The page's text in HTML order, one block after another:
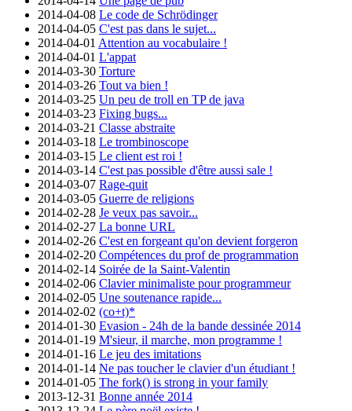
2014-04-08 Le code de Schrödinger
2014-04-05 C'est pas dans le sujet...
2014-04-01 Attention au vocabulaire !
2014-04-01 L'appat
2014-03-30 Torture
2014-03-26 Tout va bien !
2014-03-25 Un peu de troll en TP de java
2014-03-23 Fixing bugs...
2014-03-21 Classe abstraite
2014-03-18 Le trombinoscope
2014-03-15 Le client est roi !
2014-03-14 C'est pas possible d'être aussi sale !
2014-03-07 Rage-quit
2014-03-05 Guerre de religions
2014-02-28 Je veux pas savoir...
2014-02-27 La bonne URL
2014-02-26 C'est en forgeant qu'on devient forgeron
2014-02-20 Compétences du prof de programmation
2014-02-14 Soirée de la Saint-Valentin
2014-02-06 Clavier minimaliste pour programmeur
2014-02-05 Une soutenance rapide...
2014-02-02 (co+t)*
2014-01-30 Evasion - 24h de la bande dessinée 2014
2014-01-19 M'sieur, il marche, mon programme !
2014-01-16 Le jeu des imitations
2014-01-14 Ne pas toucher le clavier d'un étudiant !
2014-01-05 The fork() is strong in your family
2013-12-31 Bonne année 2014